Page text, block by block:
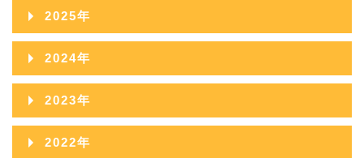
2026年08月
2026年07月
2026年06月
2026年05月
2026年04月
2025年
2025年12月
2025年11月
2025年10月
2025年09月
2024年
2024年12月
2024年11月
2023年
2023年12月
2022年